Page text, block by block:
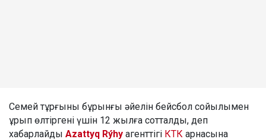
Семей тұрғыны бұрынғы әйелін бейсбол сойылымен
ұрып өлтіргені үшін 12 жылға сотталды, деп
хабарлайды Azattyq Rýhy агенттігі КТК арнасына